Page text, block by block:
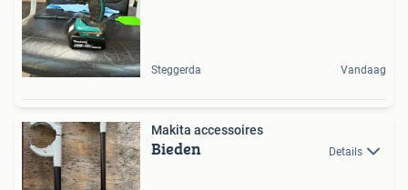
Steggerda Vandaag
Makita accessoires
Bieden Details